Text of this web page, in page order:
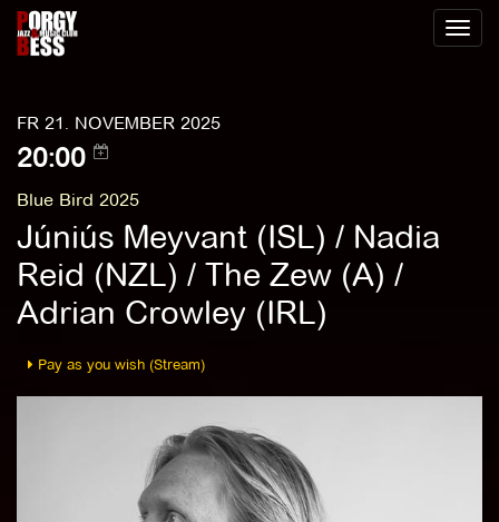
Toggle
FR 21. NOVEMBER 2025
20:00
Blue Bird 2025
Júniús Meyvant (ISL) / Nadia
Reid (NZL) / The Zew (A) /
Adrian Crowley (IRL)
Pay as you wish (Stream)